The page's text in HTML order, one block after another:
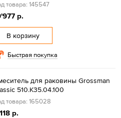
товара: 145547
р.
В корзину
Быстрая покупка
для раковины Grossman
510.K35.04.100
товара: 165028
р.